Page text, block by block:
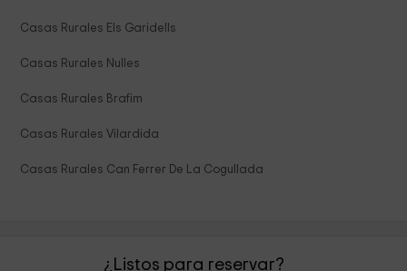
Casas Rurales Els Garidells
Casas Rurales Nulles
Casas Rurales Brafim
Casas Rurales Vilardida
Casas Rurales Can Ferrer De La Cogullada
¿Listos para reservar?